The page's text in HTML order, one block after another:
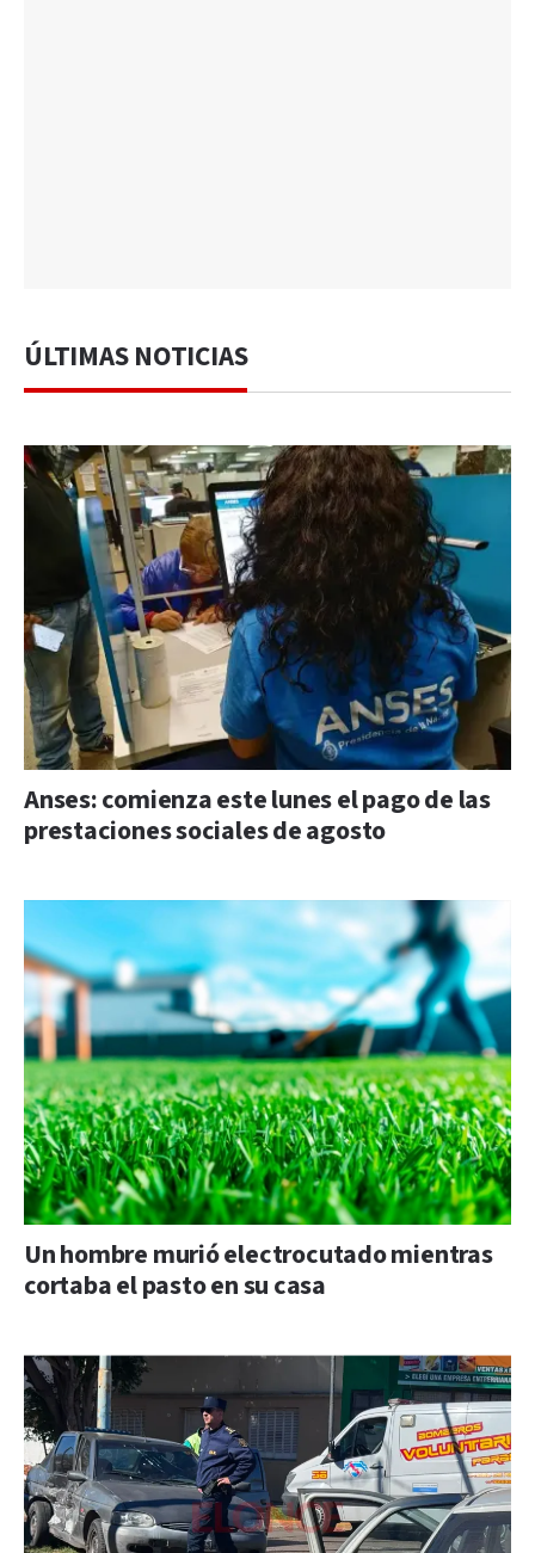
ÚLTIMAS NOTICIAS
Anses: comienza este lunes el pago de las
prestaciones sociales de agosto
Un hombre murió electrocutado mientras
cortaba el pasto en su casa